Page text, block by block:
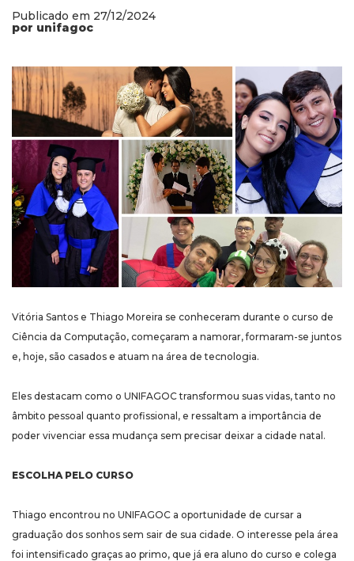
Publicado em 27/12/2024
por unifagoc
Vitória Santos e Thiago Moreira se conheceram durante o curso de
Ciência da Computação, começaram a namorar, formaram-se juntos
e, hoje, são casados e atuam na área de tecnologia.
Eles destacam como o UNIFAGOC transformou suas vidas, tanto no
âmbito pessoal quanto profissional, e ressaltam a importância de
poder vivenciar essa mudança sem precisar deixar a cidade natal.
ESCOLHA PELO CURSO
Thiago encontrou no UNIFAGOC a oportunidade de cursar a
graduação dos sonhos sem sair de sua cidade. O interesse pela área
foi intensificado graças ao primo, que já era aluno do curso e colega